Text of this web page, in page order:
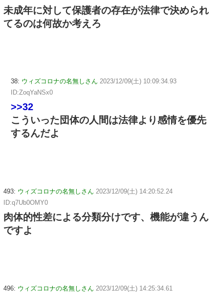
未成年に対して保護者の存在が法律で決められ
てるのは何故か考えろ
38: ウィズコロナの名無しさん 2023/12/09(土) 10:09:34.93
ID:ZoqYaNSx0
>>32
こういった団体の人間は法律より感情を優先
するんだよ
493: ウィズコロナの名無しさん 2023/12/09(土) 14:20:52.24
ID:q7Ub0OMY0
肉体的性差による分類分けです、機能が違うん
ですよ
496: ウィズコロナの名無しさん 2023/12/09(土) 14:25:34.61